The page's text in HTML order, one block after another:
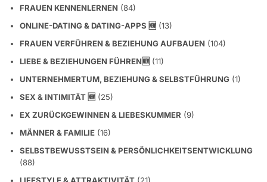
FRAUEN KENNENLERNEN (84)
ONLINE-DATING & DATING-APPS 🆕 (13)
FRAUEN VERFÜHREN & BEZIEHUNG AUFBAUEN (104)
LIEBE & BEZIEHUNGEN FÜHREN🆕 (11)
UNTERNEHMERTUM, BEZIEHUNG & SELBSTFÜHRUNG (1)
SEX & INTIMITÄT 🆕 (25)
EX ZURÜCKGEWINNEN & LIEBESKUMMER (9)
MÄNNER & FAMILIE (16)
SELBSTBEWUSSTSEIN & PERSÖNLICHKEITSENTWICKLUNG
(88)
LIFESTYLE & ATTRAKTIVITÄT (21)